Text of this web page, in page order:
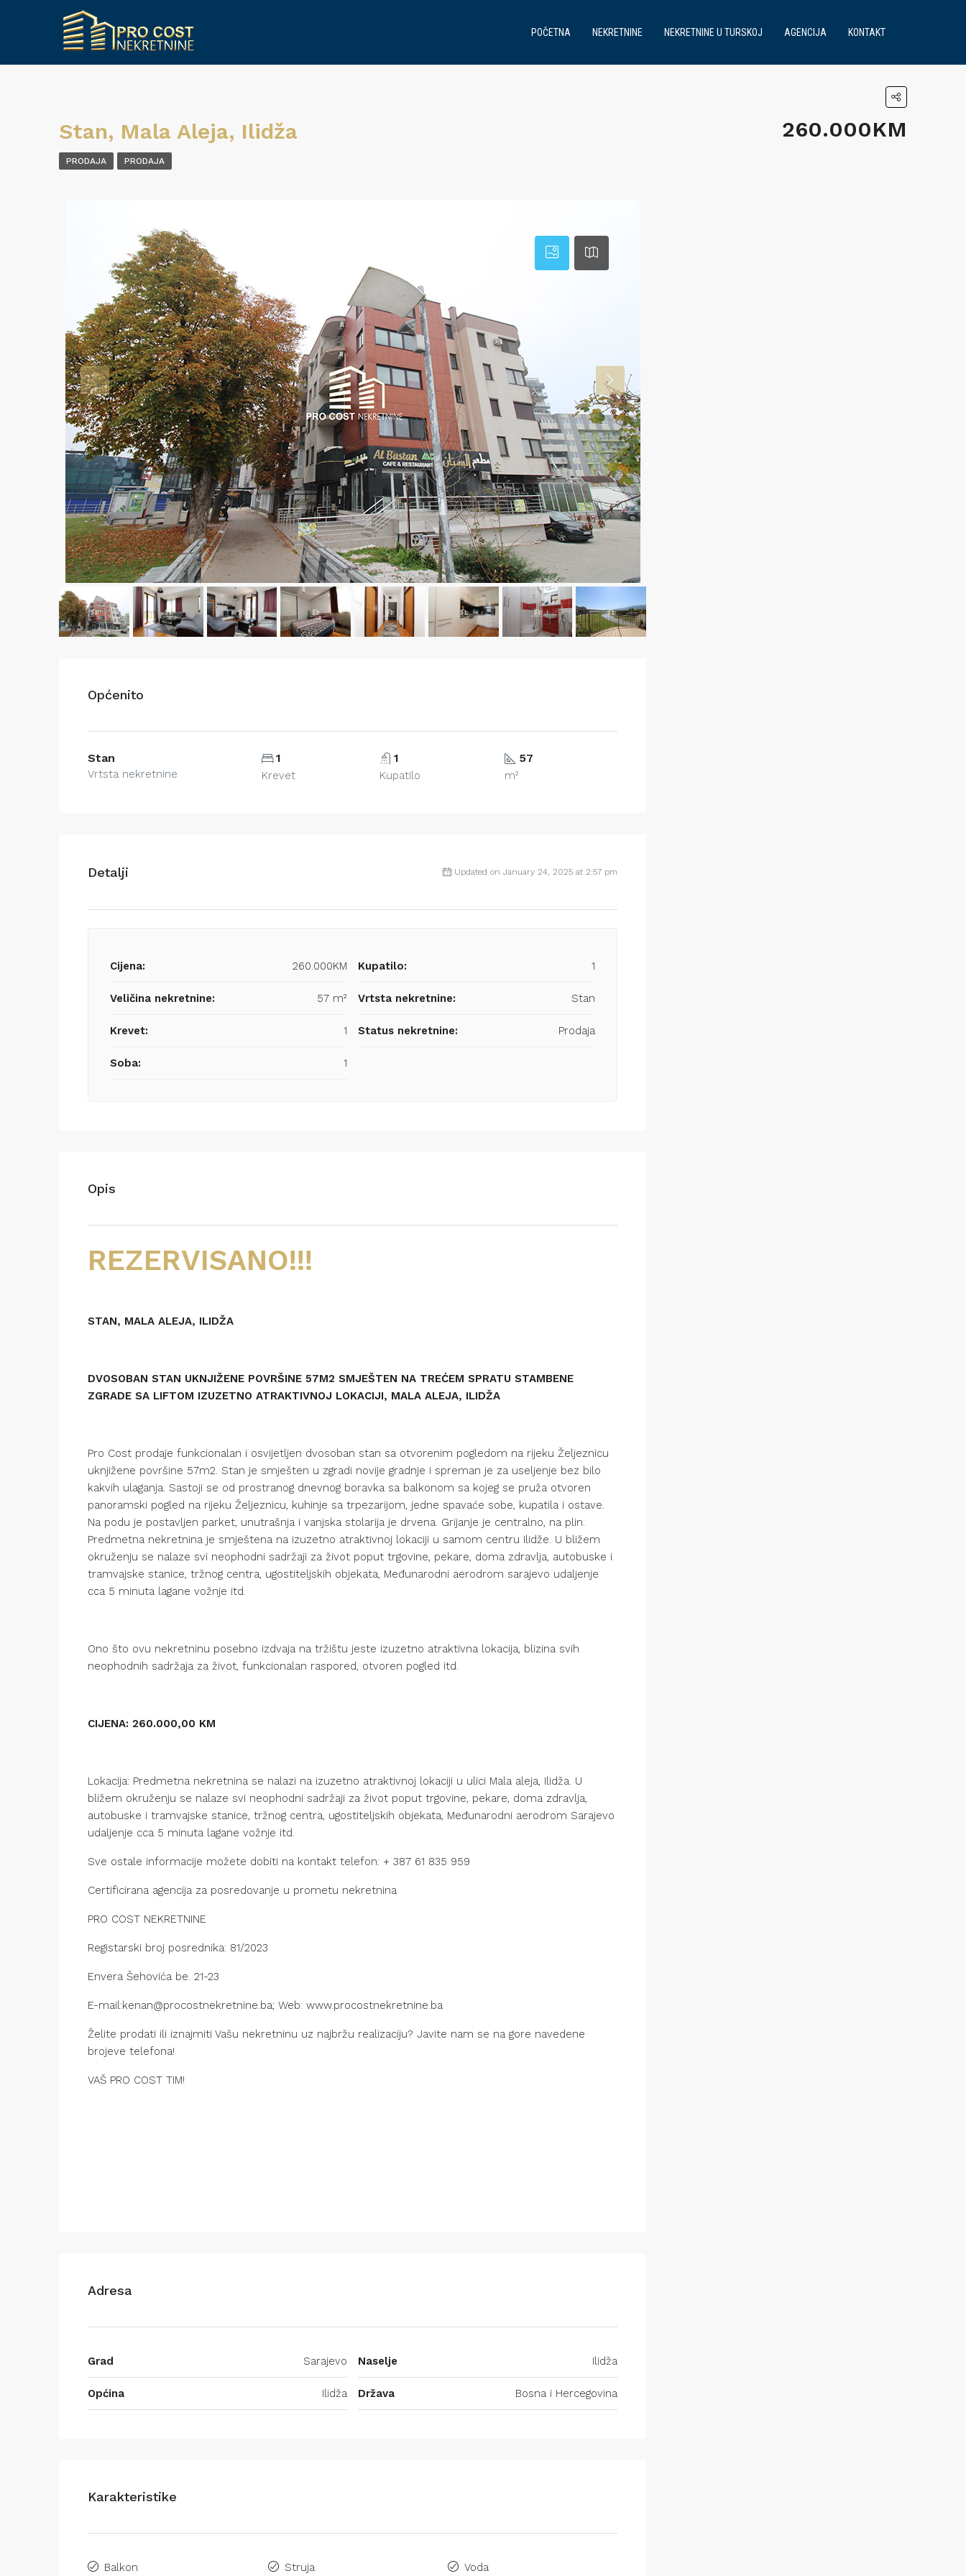
POČETNA NEKRETNINE NEKRETNINE U TURSKOJ AGENCIJA KONTAKT
Stan, Mala Aleja, Ilidža 260.000KM
PRODAJA PRODAJA
Općenito
Stan
Vrtsta nekretnine
1
Krevet
1
Kupatilo
57
m²
Detalji Updated on January 24, 2025 at 2:57 pm
Cijena: 260.000KM
Veličina nekretnine: 57 m²
Krevet: 1
Soba: 1
Kupatilo: 1
Vrtsta nekretnine: Stan
Status nekretnine: Prodaja
Opis
REZERVISANO!!!
STAN, MALA ALEJA, ILIDŽA
DVOSOBAN STAN UKNJIŽENE POVRŠINE 57M2 SMJEŠTEN NA TREĆEM SPRATU STAMBENE
ZGRADE SA LIFTOM IZUZETNO ATRAKTIVNOJ LOKACIJI, MALA ALEJA, ILIDŽA
Pro Cost prodaje funkcionalan i osvijetljen dvosoban stan sa otvorenim pogledom na rijeku Željeznicu
uknjižene površine 57m2. Stan je smješten u zgradi novije gradnje i spreman je za useljenje bez bilo
kakvih ulaganja. Sastoji se od prostranog dnevnog boravka sa balkonom sa kojeg se pruža otvoren
panoramski pogled na rijeku Željeznicu, kuhinje sa trpezarijom, jedne spavaće sobe, kupatila i ostave.
Na podu je postavljen parket, unutrašnja i vanjska stolarija je drvena. Grijanje je centralno, na plin.
Predmetna nekretnina je smještena na izuzetno atraktivnoj lokaciji u samom centru Ilidže. U bližem
okruženju se nalaze svi neophodni sadržaji za život poput trgovine, pekare, doma zdravlja, autobuske i
tramvajske stanice, tržnog centra, ugostiteljskih objekata, Međunarodni aerodrom sarajevo udaljenje
cca 5 minuta lagane vožnje itd.
Ono što ovu nekretninu posebno izdvaja na tržištu jeste izuzetno atraktivna lokacija, blizina svih
neophodnih sadržaja za život, funkcionalan raspored, otvoren pogled itd.
CIJENA: 260.000,00 KM
Lokacija: Predmetna nekretnina se nalazi na izuzetno atraktivnoj lokaciji u ulici Mala aleja, Ilidža. U
bližem okruženju se nalaze svi neophodni sadržaji za život poput trgovine, pekare, doma zdravlja,
autobuske i tramvajske stanice, tržnog centra, ugostiteljskih objekata, Međunarodni aerodrom Sarajevo
udaljenje cca 5 minuta lagane vožnje itd.
Sve ostale informacije možete dobiti na kontakt telefon: + 387 61 835 959
Certificirana agencija za posredovanje u prometu nekretnina
PRO COST NEKRETNINE
Registarski broj posrednika: 81/2023
Envera Šehovića be. 21-23
E-mail:kenan@procostnekretnine.ba; Web: www.procostnekretnine.ba
Želite prodati ili iznajmiti Vašu nekretninu uz najbržu realizaciju? Javite nam se na gore navedene
brojeve telefona!
VAŠ PRO COST TIM!
Adresa
Grad Sarajevo
Općina Ilidža
Naselje Ilidža
Država Bosna i Hercegovina
Karakteristike
Balkon Struja Voda